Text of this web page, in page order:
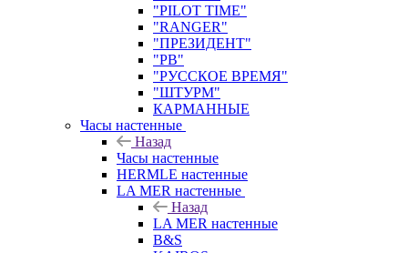
"PILOT TIME"
"RANGER"
"ПРЕЗИДЕНТ"
"РВ"
"РУССКОЕ ВРЕМЯ"
"ШТУРМ"
КАРМАННЫЕ
Часы настенные
Назад
Часы настенные
HERMLE настенные
LA MER настенные
Назад
LA MER настенные
B&S